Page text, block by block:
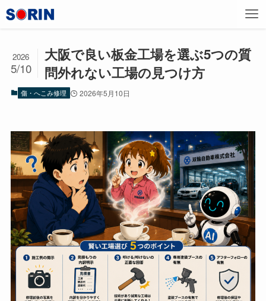
大阪で良い板金工場を選ぶ5つの質
問外れない工場の見つけ方
2026
5/10
傷・へこみ修理 2026年5月10日